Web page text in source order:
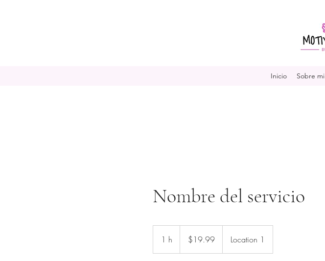
Inicio Sobre mi
Nombre del servicio
1 h
dollars$19.99 Location 1